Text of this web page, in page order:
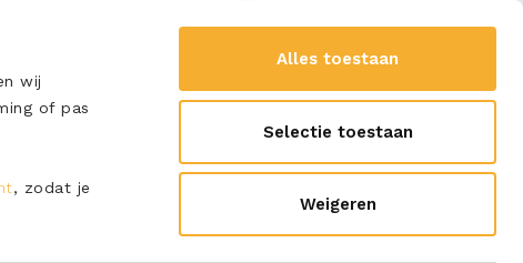
wij
of pas
, zodat je
Alles toestaan
Selectie toestaan
Weigeren